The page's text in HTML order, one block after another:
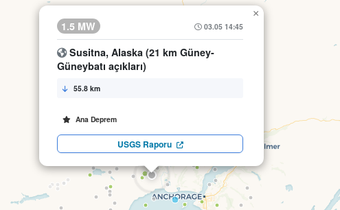
1.5 MW 03.05 14:45
Susitna, Alaska (21 km Güney-
Güneybatı açıkları)
55.8 km
Ana Deprem
USGS Raporu
×